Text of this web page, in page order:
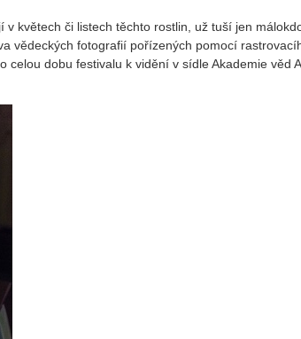
květech či listech těchto rostlin, už tuší jen
vědeckých fotografií pořízených pomocí
celou dobu festivalu k vidění v sídle Akademie věd